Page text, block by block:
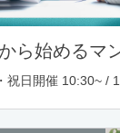
ら始めるマ